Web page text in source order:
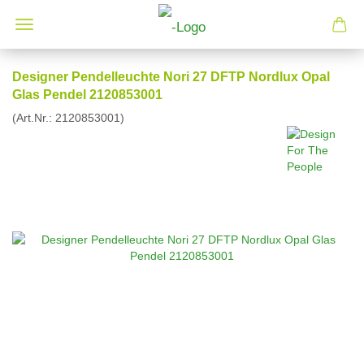
Designer Pendelleuchte Nori 27 DFTP Nordlux Opal
Glas Pendel 2120853001
(Art.Nr.: 2120853001)